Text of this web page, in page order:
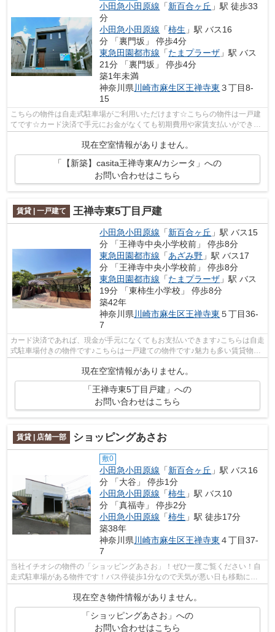
小田急小田原線 「新百合ヶ丘 」駅 徒歩33
分
小田急小田原線 「柿生 」駅 バス16
分 「裏門坂」 停歩4分
東急田園都市線 「たまプラーザ 」駅 バス
21分 「裏門坂」 停歩4分
築1年未満
神奈川県 川崎市麻生区王禅寺東 ３丁目8-
15
こちらの物件は自走式駐車場がご利用いただけます☆こちらの物件は一戸建
てです☆カード決済で手元にお金がなくても初期費用や家賃支払いができま
す☆アーバン企画開発は小田急小田原線新...
現在空室情報がありません。
「【新築】casita王禅寺東A/カシータ」への
お問い合わせはこちら
賃貸 | 一戸建て 王禅寺東5丁目戸建
小田急小田原線 「新百合ヶ丘 」駅 バス15
分 「王禅寺中央小学校前」 停歩8分
東急田園都市線 「あざみ野 」駅 バス17
分 「王禅寺中央小学校前」 停歩8分
東急田園都市線 「たまプラーザ 」駅 バス
19分 「東柿生小学校」 停歩8分
築42年
神奈川県川崎市麻生区王禅寺東 ５丁目36-
7
カード決済であれば、現金が手元になくてもお支払いできます♪こちらは自走
式駐車場付きの物件です♪こちらは一戸建ての物件です♪魅力も多い賃貸物件
現在空室情報がありません。
「王禅寺東5丁目戸建」への
お問い合わせはこちら
賃貸 | 店舗一部 ショッピングあさお
敷0
小田急小田原線 「新百合ヶ丘 」駅 バス16
分 「大谷」 停歩1分
小田急小田原線 「柿生 」駅 バス10
分 「真福寺」 停歩2分
小田急小田原線 「柿生 」駅 徒歩17分
築38年
神奈川県 川崎市麻生区王禅寺東 ４丁目37-
7
当社イチオシの物件の「ショッピングあさお」！ぜひ一度ご覧ください！自
走式駐車場がある物件です！バス停徒歩1分なので天気が悪い日も移動に困
現在空き物件情報がありません。
「ショッピングあさお」への
お問い合わせはこちら